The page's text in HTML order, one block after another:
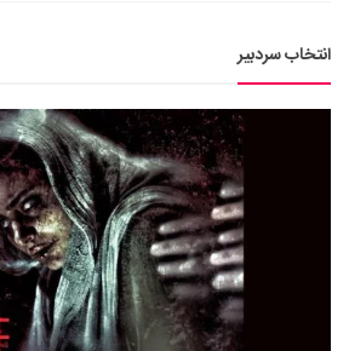
انتخاب سردبیر